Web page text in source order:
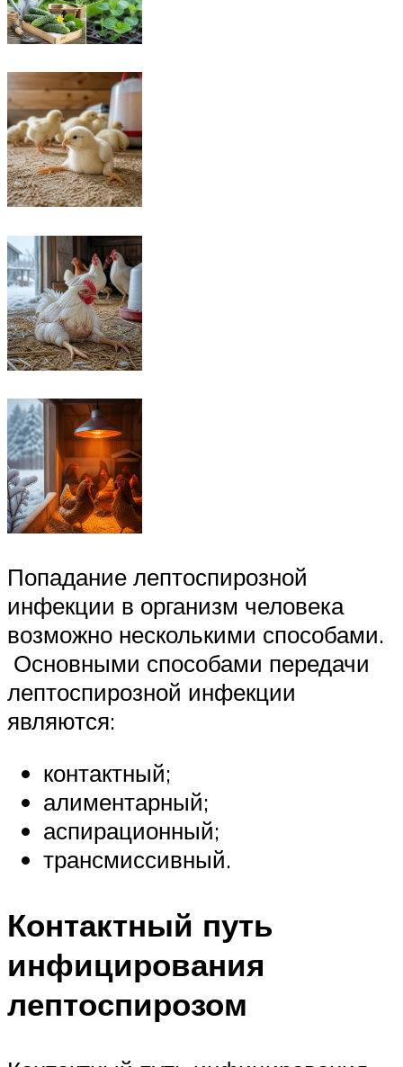
Попадание лептоспирозной
инфекции в организм человека
возможно несколькими способами.
Основными способами передачи
лептоспирозной инфекции
являются:
контактный;
алиментарный;
аспирационный;
трансмиссивный.
Контактный путь
инфицирования
лептоспирозом